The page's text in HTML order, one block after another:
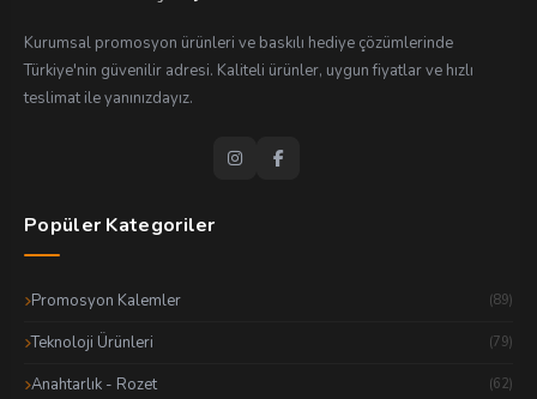
Kurumsal promosyon ürünleri ve baskılı hediye çözümlerinde
Türkiye'nin güvenilir adresi. Kaliteli ürünler, uygun fiyatlar ve hızlı
teslimat ile yanınızdayız.
Popüler Kategoriler
Promosyon Kalemler (89)
Teknoloji Ürünleri (79)
Anahtarlık - Rozet (62)